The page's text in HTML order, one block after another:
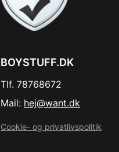
BOYSTUFF.DK
Tlf. 78768672
Mail: hej@want.dk
Cookie- og privatlivspolitik